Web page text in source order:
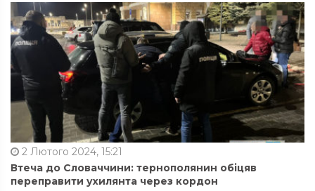
2 Лютого 2024, 15:21
Втеча до Словаччини: тернополянин обіцяв
переправити ухилянта через кордон